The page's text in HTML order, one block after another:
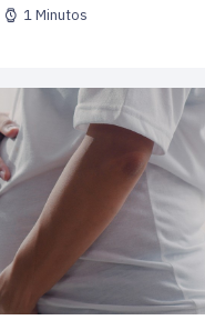
1 Minutos